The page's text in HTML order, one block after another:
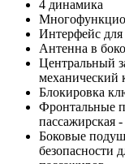
4 динамика
Интерфейс
Антенна в
Центральный
механический
Блокировка
Фронтальные
пассажирская
Боковые
безопасности